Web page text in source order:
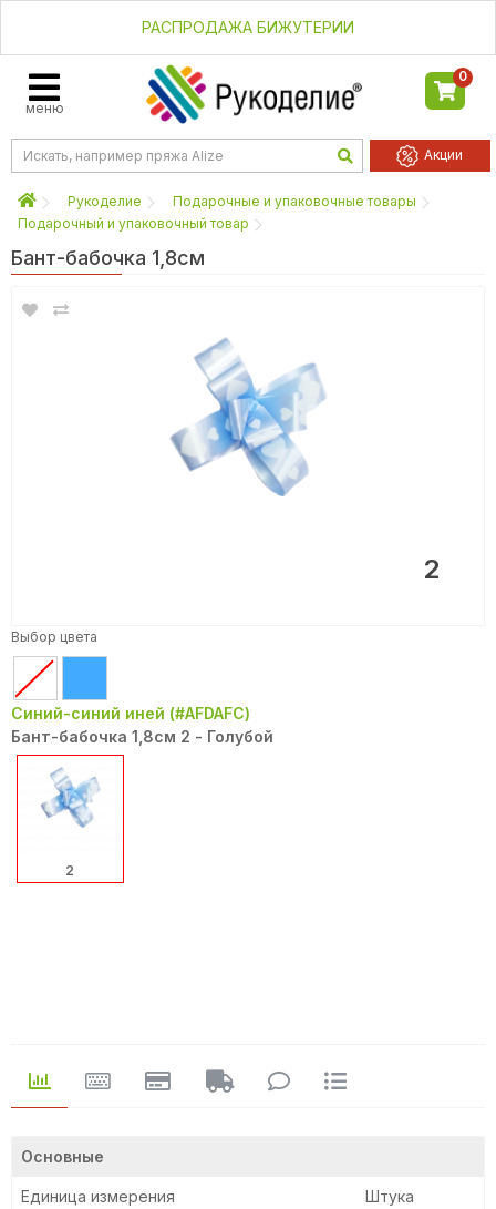
РАСПРОДАЖА БИЖУТЕРИИ
меню
0
Акции
Рукоделие
Подарочные и упаковочные товары
Подарочный и упаковочный товар
Бант-бабочка 1,8см
2
Основные
Единица измерения Штука
Выбор цвета
Синий-синий иней (#AFDAFC)
Бант-бабочка 1,8см 2 - Голубой
2